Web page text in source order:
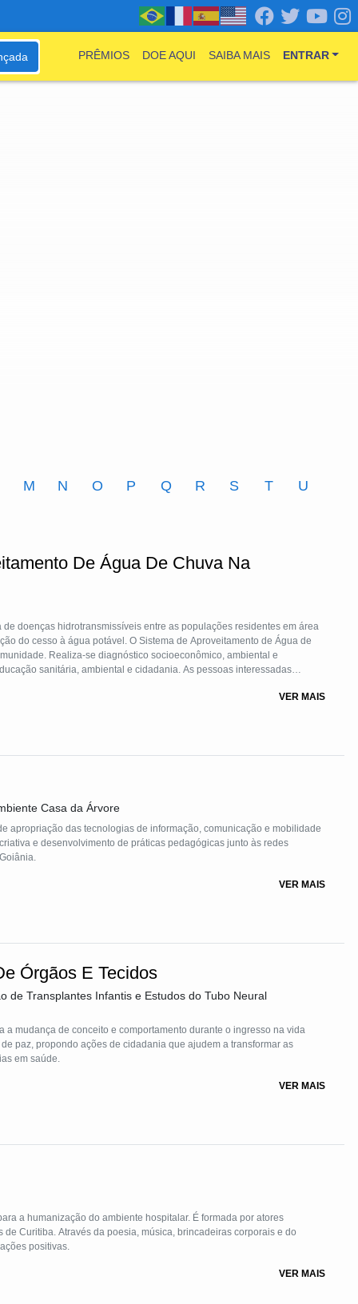
PRÊMIOS DOE AQUI SAIBA MAIS ENTRAR
M N O P Q R S T
U
De Água De Chuva Na
doenças hidrotransmissíveis entre as populações residentes em área
do cesso à água potável. O Sistema de Aproveitamento de Água de
Realiza-se diagnóstico socioeconômico, ambiental e
sanitária, ambiental e cidadania. As pessoas interessadas
do funcionamento dos SAACs e seus efeitos sobre a comunidade.
VER MAIS
Casa da Árvore
apropriação das tecnologias de informação, comunicação e mobilidade
e desenvolvimento de práticas pedagógicas junto às redes
VER MAIS
Órgãos E Tecidos
de Transplantes Infantis e Estudos do Tubo Neural
a mudança de conceito e comportamento durante o ingresso na vida
paz, propondo ações de cidadania que ajudem a transformar as
em saúde.
VER MAIS
a humanização do ambiente hospitalar. É formada por atores
Curitiba. Através da poesia, música, brincadeiras corporais e do
positivas.
VER MAIS